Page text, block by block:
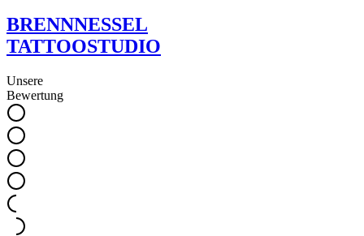
BRENNNESSEL
TATTOOSTUDIO
Unsere
Bewertung